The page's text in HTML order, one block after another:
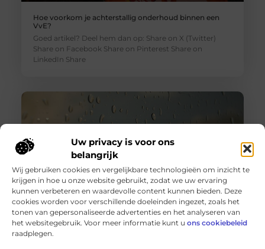
Uw privacy is voor ons
belangrijk
Wij gebruiken cookies en vergelijkbare technologieën om inzicht te
krijgen in hoe u onze website gebruikt, zodat we uw ervaring
kunnen verbeteren en waardevolle content kunnen bieden. Deze
cookies worden voor verschillende doeleinden ingezet, zoals het
tonen van gepersonaliseerde advertenties en het analyseren van
het websitegebruik. Voor meer informatie kunt u ons cookiebeleid
raadplegen.
Hoe voorkom je achterstallig onderhoud binnen een
VvE?
Goed artikel? Deel hem dan op: Share on X (Twitter)
Share on Facebook Share on Pinterest Share on
LinkedIn Share
Wanneer schakel je een glaszetter in en wat kun je van
hem verwachten?
Goed artikel? Deel hem dan op: Share on X (Twitter)